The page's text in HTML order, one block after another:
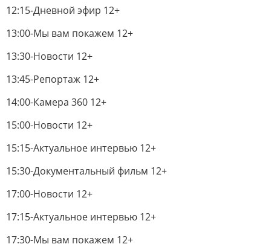
12:15-Дневной эфир 12+
13:00-Мы вам покажем 12+
13:30-Новости 12+
13:45-Репортаж 12+
14:00-Камера 360 12+
15:00-Новости 12+
15:15-Актуальное интервью 12+
15:30-Документальный фильм 12+
17:00-Новости 12+
17:15-Актуальное интервью 12+
17:30-Мы вам покажем 12+